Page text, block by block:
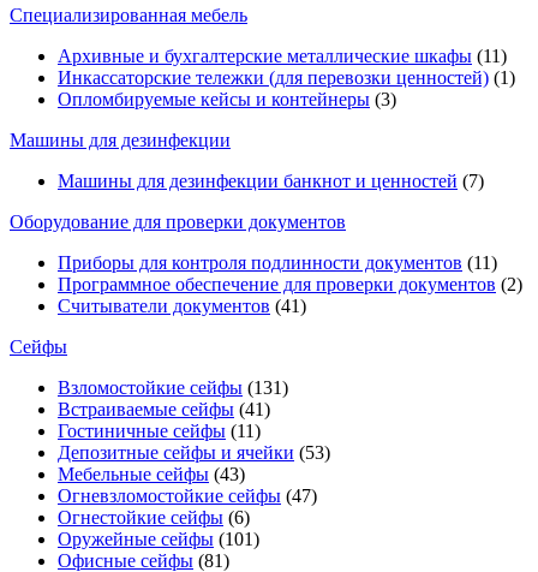
Специализированная мебель
Архивные и бухгалтерские металлические шкафы (11)
Инкассаторские тележки (для перевозки ценностей) (1)
Опломбируемые кейсы и контейнеры (3)
Машины для дезинфекции
Машины для дезинфекции банкнот и ценностей (7)
Оборудование для проверки документов
Приборы для контроля подлинности документов (11)
Программное обеспечение для проверки документов (2)
Считыватели документов (41)
Сейфы
Взломостойкие сейфы (131)
Встраиваемые сейфы (41)
Гостиничные сейфы (11)
Депозитные сейфы и ячейки (53)
Мебельные сейфы (43)
Огневзломостойкие сейфы (47)
Огнестойкие сейфы (6)
Оружейные сейфы (101)
Офисные сейфы (81)